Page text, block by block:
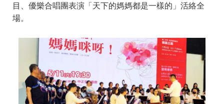
目、優樂合唱團表演「天下的媽媽都是一樣的」活絡全
場。